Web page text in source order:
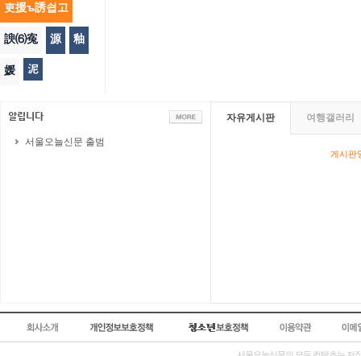
吏援ъ誘쇱고
諛⑹寃 源 釉
媛 泥
서울오늘신문 출범
자유게시판 여행갤러리
게시판